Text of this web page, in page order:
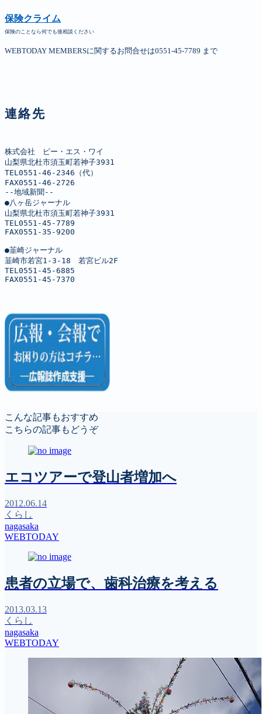
保険クライム
保険のことなら何でも後相談ください
WEBTODAY MEMBERSに関するお問合せは0551-45-7789 まで
連絡先
株式会社　ピー・エス・ワイ
山梨県北杜市須玉町若神子3931
TEL0551-46-2346（代）
FAX0551-46-2726
--地域新聞--
●八ヶ岳ジャーナル
山梨県北杜市須玉町若神子3931
TEL0551-45-7789
FAX0551-35-9200
●韮崎ジャーナル
韮崎市若宮1-3-18　若宮ビル2F
TEL0551-45-6885
FAX0551-45-7370
こんな記事もおすすめ
こちらの記事もどうぞ
エコツアーで登山者増加へ
2012.06.14
くらし
nagasaka
WEBTODAY
患者の立場で、歯科治療を考える
2013.03.13
くらし
nagasaka
WEBTODAY